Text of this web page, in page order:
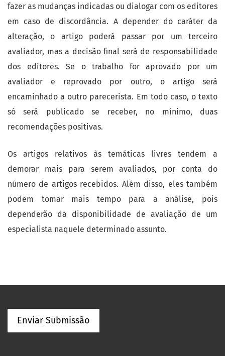
fazer as mudanças indicadas ou dialogar com os editores
em caso de discordância. A depender do caráter da
alteração, o artigo poderá passar por um terceiro
avaliador, mas a decisão final será de responsabilidade
dos editores. Se o trabalho for aprovado por um
avaliador e reprovado por outro, o artigo será
encaminhado a outro parecerista. Em todo caso, o texto
só será publicado se receber, no mínimo, duas
recomendações positivas.
Os artigos relativos às temáticas livres tendem a
demorar mais para serem avaliados, por conta do
número de artigos recebidos. Além disso, eles também
podem tomar mais tempo para a análise, pois
dependerão da disponibilidade de avaliação de um
especialista naquele determinado assunto.
Enviar Submissão